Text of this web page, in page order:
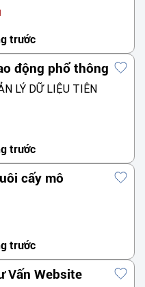
trước
động phổ thông
LÝ DỮ LIỆU TIÊN
trước
cấy mô
trước
Vấn Website